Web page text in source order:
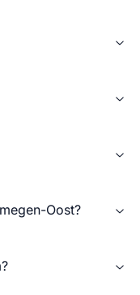
Oost?